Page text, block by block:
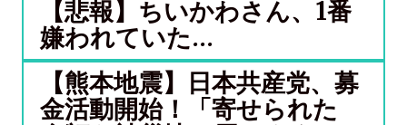
【悲報】ちいかわさん、1番
嫌われていた…
【熊本地震】日本共産党、募
金活動開始！「寄せられた